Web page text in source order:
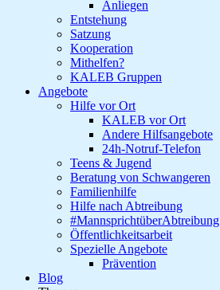
Anliegen
Entstehung
Satzung
Kooperation
Mithelfen?
KALEB Gruppen
Angebote
Hilfe vor Ort
KALEB vor Ort
Andere Hilfsangebote
24h-Notruf-Telefon
Teens & Jugend
Beratung von Schwangeren
Familienhilfe
Hilfe nach Abtreibung
#MannsprichtüberAbtreibung
Öffentlichkeitsarbeit
Spezielle Angebote
Prävention
Blog